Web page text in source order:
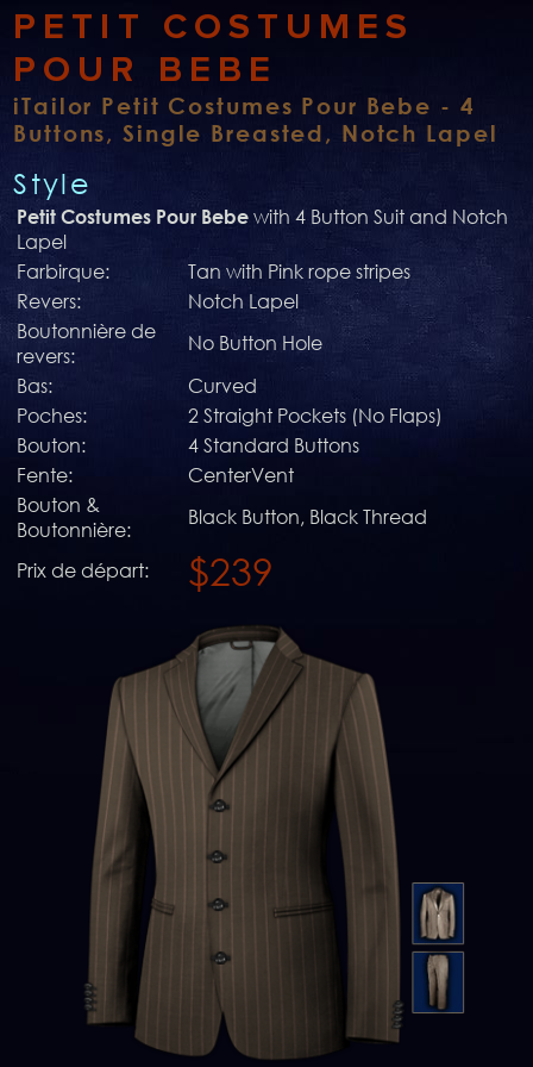
PETIT COSTUMES
POUR BEBE
iTailor Petit Costumes Pour Bebe - 4
Buttons, Single Breasted, Notch Lapel
Style
Petit Costumes Pour Bebe with 4 Button Suit and Notch
Lapel
Farbirque:
Tan with Pink rope stripes
Revers:
Notch Lapel
Boutonnière de
revers:
No Button Hole
Bas:
Curved
Poches:
2 Straight Pockets (No Flaps)
Bouton:
4 Standard Buttons
Fente:
CenterVent
Bouton &
Boutonnière:
Black Button, Black Thread
Prix de départ: $239